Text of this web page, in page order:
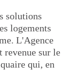
solutions
logements
L'Agence
revenue sur le
qui, en